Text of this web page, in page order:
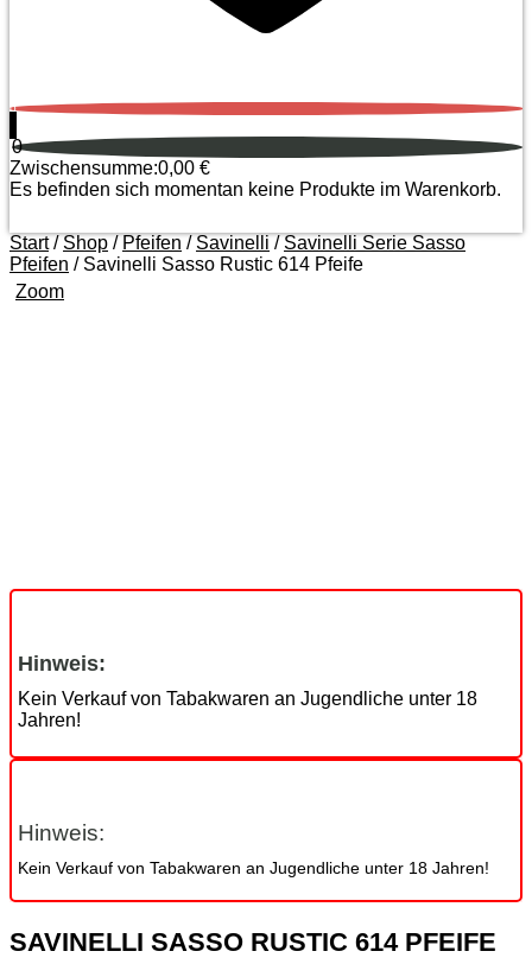
0
0
Zwischensumme:0,00 €
Es befinden sich momentan keine Produkte im Warenkorb.
Start/ Shop / Pfeifen / Savinelli / Savinelli Serie Sasso
Pfeifen / Savinelli Sasso Rustic 614 Pfeife
Zoom
Hinweis:
Kein Verkauf von Tabakwaren an Jugendliche unter 18
Jahren!
Hinweis:
Kein Verkauf von Tabakwaren an Jugendliche unter 18 Jahren!
SAVINELLI SASSO RUSTIC 614 PFEIFE